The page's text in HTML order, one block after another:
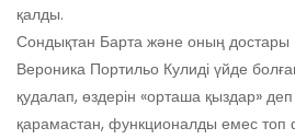
қалды.
Сондықтан Барта және оның
Вероника Портильо Кулиді үйде
қудалап, өздерін «орташа қыздар»
қарамастан, функционалды емес топ